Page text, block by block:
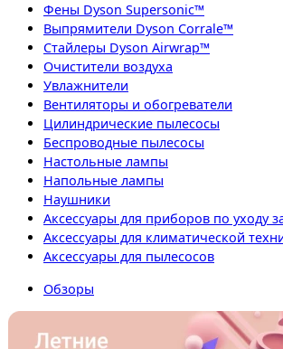
Фены Dyson Supersonic™
Выпрямители Dyson Corrale™
Стайлеры Dyson Airwrap™
Очистители воздуха
Увлажнители
Вентиляторы и обогреватели
Цилиндрические пылесосы
Беспроводные пылесосы
Настольные лампы
Напольные лампы
Наушники
Аксессуары для приборов по уходу
Аксессуары для климатической
Аксессуары для пылесосов
Обзоры